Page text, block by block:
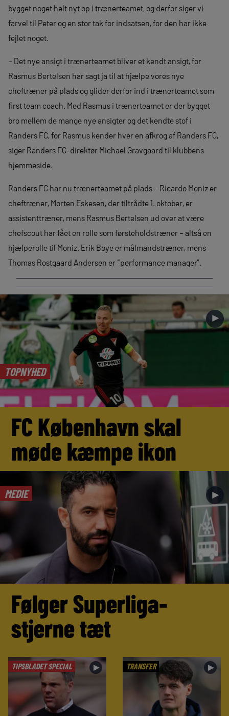
bygget noget helt nyt op i trænerteamet, og derfor siger vi
farvel til Peter og en stor tak for indsatsen, for den har ikke
fejlet noget.
– Det nye ansigt i trænerteamet bliver et kendt ansigt, for
Rasmus Bertelsen har sagt ja til at hjælpe vores nye
cheftræner på plads og glider derfor ind i trænerteamet som
first team coach. Med Rasmus i trænerteamet er der bygget
bro mellem de mange nye ansigter og det kendte stof i
Randers FC, for Rasmus kender hver en afkrog af Randers FC,
siger Randers FC-direktør Michael Gravgaard til klubbens
hjemmeside.
Randers FC har nu trænerteamet på plads – Ricardo Moniz er
cheftræner, Morten Eskesen, der tiltrådte 1. oktober, er
assistenttræner, mens Rasmus Bertelsen ud over at være
chefscout har fået en rolle som førsteholdstræner – altså en
hjælperolle til Moniz. Erik Boye er målmandstræner, mens
Thomas Rostgaard Andersen er “performance manager”.
TOPNYHED
►
FC København skal
møde kæmpe ikon
MEDIE ►
Følger Superliga-
stjerne tæt
TIPSBLADET SPECIAL ► TRANSFER ►